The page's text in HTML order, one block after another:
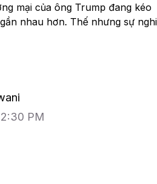
mại của ông Trump đang kéo
nhau hơn. Thế nhưng sự nghi
PM